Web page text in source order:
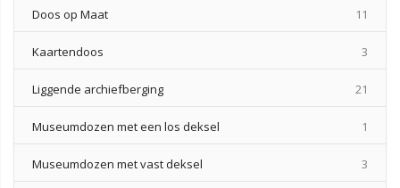
Doos op Maat 11
Kaartendoos 3
Liggende archiefberging 21
Museumdozen met een los deksel 1
Museumdozen met vast deksel 3